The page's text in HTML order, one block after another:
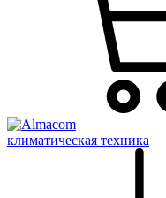
климатическая техника